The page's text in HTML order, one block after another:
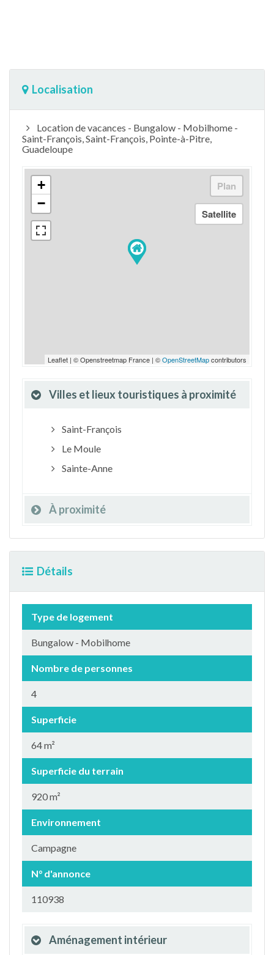
Localisation
Location de vacances - Bungalow - Mobilhome -
Saint-François, Saint-François, Pointe-à-Pitre,
Guadeloupe
+
−
Leaflet | © Openstreetmap France | ©OpenStreetMapcontributors
Villes et lieux touristiques à proximité
Saint-François
Le Moule
Sainte-Anne
À proximité
Détails
Type de logement
Bungalow - Mobilhome
Nombre de personnes
4
Superficie
64 m²
Superficie du terrain
920 m²
Environnement
Campagne
N° d'annonce
110938
Aménagement intérieur